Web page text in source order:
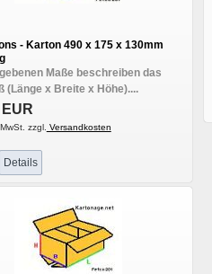
- Karton 490 x 175 x 130mm
Maße beschreiben das
(Länge x Breite x Höhe)....
zzgl. Versandkosten
Details